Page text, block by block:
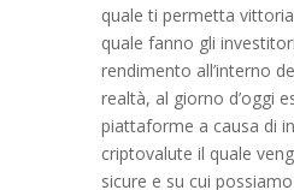
quale ti permetta
quale fanno gli
rendimento all’interno
realtà, al giorno d’oggi
piattaforme a causa di
criptovalute il quale
sicure e su cui